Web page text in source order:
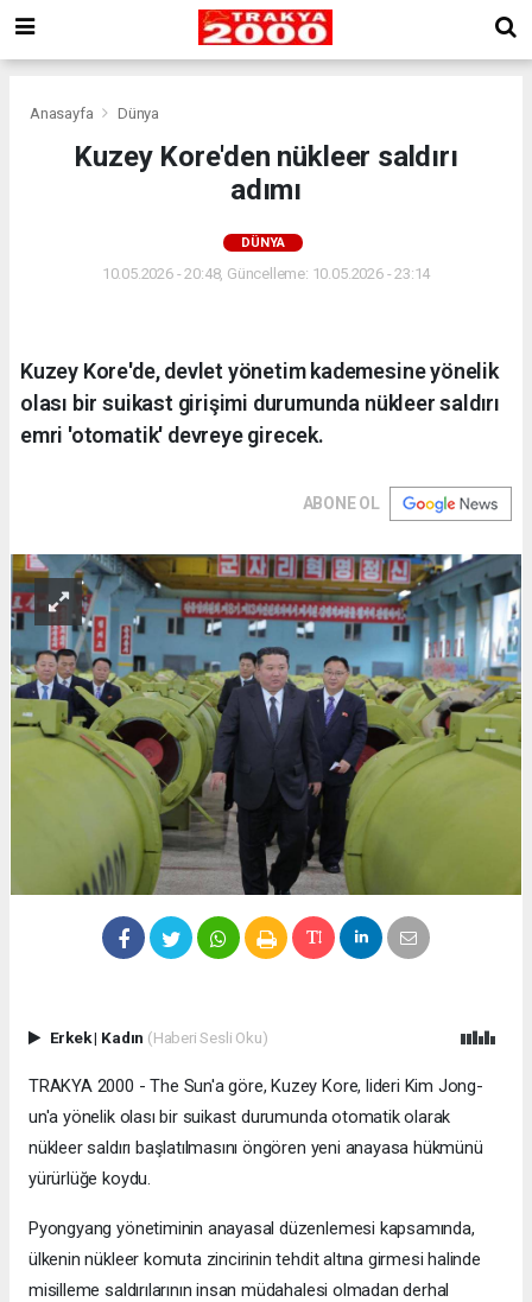
Anasayfa Dünya
Kuzey Kore'den nükleer saldırı
adımı
DÜNYA
10.05.2026 - 20:48, Güncelleme: 10.05.2026 - 23:14
Kuzey Kore'de, devlet yönetim kademesine yönelik
olası bir suikast girişimi durumunda nükleer saldırı
emri 'otomatik' devreye girecek.
ABONE OL
Erkek| Kadın (Haberi Sesli Oku)
TRAKYA 2000 - The Sun'a göre, Kuzey Kore, lideri Kim Jong-
un'a yönelik olası bir suikast durumunda otomatik olarak
nükleer saldırı başlatılmasını öngören yeni anayasa hükmünü
yürürlüğe koydu.
Pyongyang yönetiminin anayasal düzenlemesi kapsamında,
ülkenin nükleer komuta zincirinin tehdit altına girmesi halinde
misilleme saldırılarının insan müdahalesi olmadan derhal